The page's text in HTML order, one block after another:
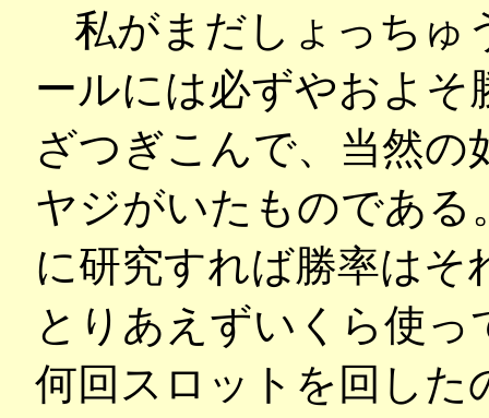
私がまだしょっちゅ
ールには必ずやおよ
ざつぎこんで、当然
ヤジがいたものであ
に研究すれば勝率は
とりあえずいくら使
何回スロットを回した